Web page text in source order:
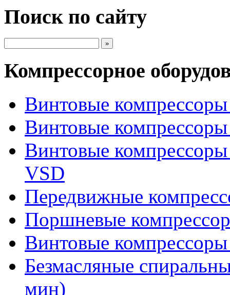
Поиск по сайту
Компрессорное
Винтовые
Винтовые
Винтовые
VSD
Передвижные
Поршневые
Винтовые
Безмасляные
мин)